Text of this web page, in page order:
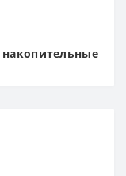
накопительные